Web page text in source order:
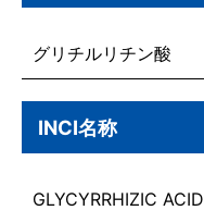
グリチルリチン酸
INCI名称
GLYCYRRHIZIC ACID